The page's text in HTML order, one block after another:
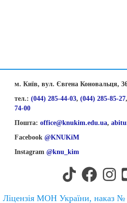
м. Київ, вул. Євгена Коновальця,
тел.: (044) 285-44-03, (044) 285-85-27,
74-00
Пошта: office@knukim.edu.ua,
Facebook @KNUKiM
Instagram @knu_kim
Ліцензія МОН України, наказ №